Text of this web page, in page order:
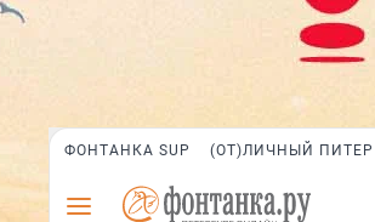
ФОНТАНКА SUP (ОТ)ЛИЧНЫЙ ПИТЕР